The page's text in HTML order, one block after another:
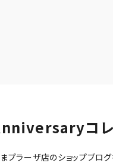
コレ
ラーザ店のショップブログ